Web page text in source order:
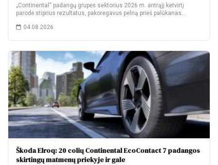
„Continental“ padangų grupės sektorius 2026 m. antrąjį ketvirtį
parodė stiprius rezultatus, pakoregavus pelną prieš palūkanas…
04.08.2026
Škoda Elroq: 20 colių Continental EcoContact 7 padangos
skirtingų matmenų priekyje ir gale